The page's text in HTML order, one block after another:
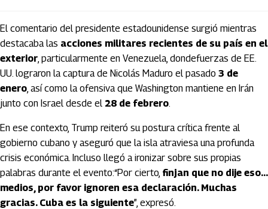
El comentario del presidente estadounidense surgió mientras
destacaba las acciones militares recientes de su país en el
exterior, particularmente en Venezuela, dondefuerzas de EE.
UU. lograron la captura de Nicolás Maduro el pasado 3 de
enero, así como la ofensiva que Washington mantiene en Irán
junto con Israel desde el 28 de febrero.
En ese contexto, Trump reiteró su postura crítica frente al
gobierno cubano y aseguró que la isla atraviesa una profunda
crisis económica. Incluso llegó a ironizar sobre sus propias
palabras durante el evento:“Por cierto, finjan que no dije eso…
medios, por favor ignoren esa declaración. Muchas
gracias. Cuba es la siguiente”, expresó.